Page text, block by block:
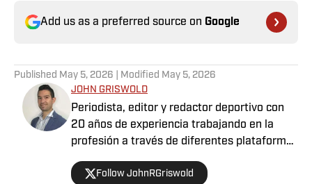
Add us as a preferred source on Google
Published May 5, 2026 | Modified May 5, 2026
JOHN GRISWOLD
Periodista, editor y redactor deportivo con
20 años de experiencia trabajando en la
profesión a través de diferentes plataformas
eventos a nivel internacional en países como
Follow JohnRGriswold